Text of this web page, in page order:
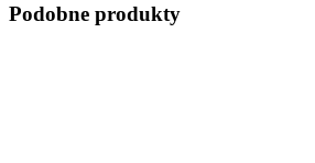
Podobne produkty